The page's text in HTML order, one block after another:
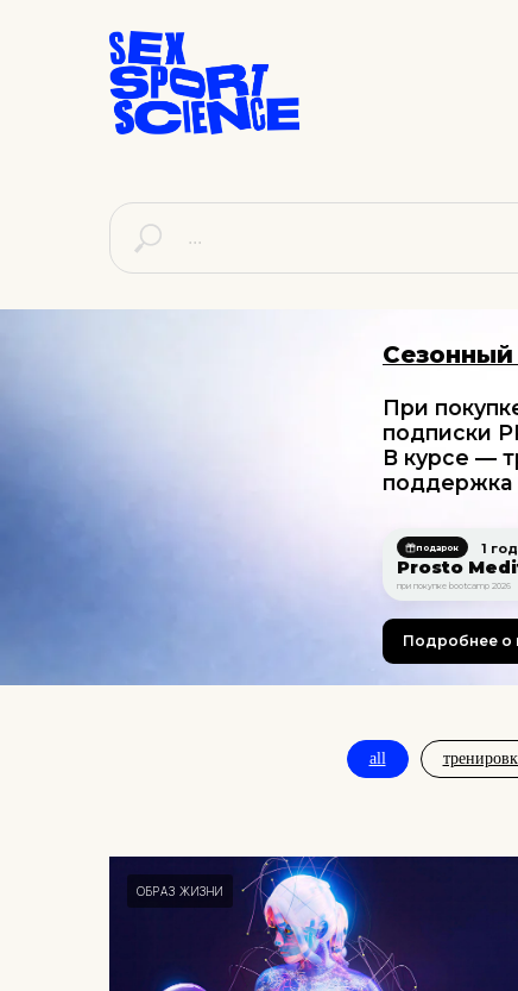
При
подписки
В курсе —
поддержка
подарок 1 год
Prosto
при покупке bootcamp 2026
Подробнее о
all
ОБРАЗ ЖИЗНИ